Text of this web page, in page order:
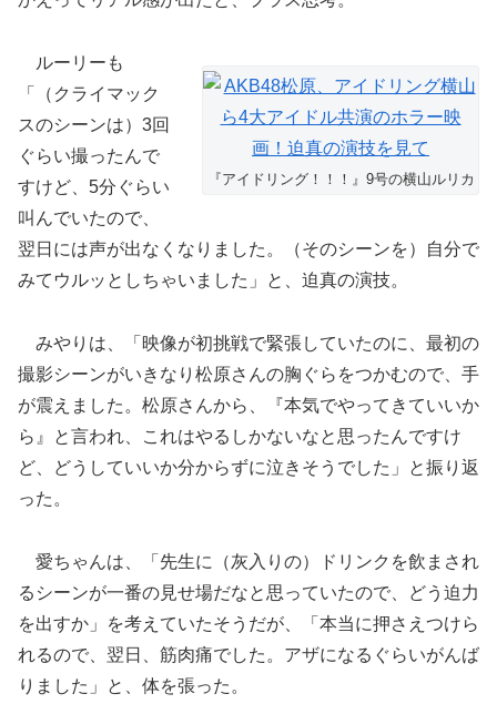
『アイドリング！！！』9号の横山ルリカ
ルーリーも
「（クライマック
スのシーンは）3回
ぐらい撮ったんで
すけど、5分ぐらい
叫んでいたので、
翌日には声が出なくなりました。（そのシーンを）自分で
みてウルッとしちゃいました」と、迫真の演技。
みやりは、「映像が初挑戦で緊張していたのに、最初の
撮影シーンがいきなり松原さんの胸ぐらをつかむので、手
が震えました。松原さんから、『本気でやってきていいか
ら』と言われ、これはやるしかないなと思ったんですけ
ど、どうしていいか分からずに泣きそうでした」と振り返
った。
愛ちゃんは、「先生に（灰入りの）ドリンクを飲まされ
るシーンが一番の見せ場だなと思っていたので、どう迫力
を出すか」を考えていたそうだが、「本当に押さえつけら
れるので、翌日、筋肉痛でした。アザになるぐらいがんば
りました」と、体を張った。